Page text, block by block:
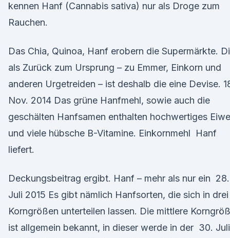
kennen Hanf (Cannabis sativa) nur als Droge zum
Rauchen.
Das Chia, Quinoa, Hanf erobern die Supermärkte.
als Zurück zum Ursprung – zu Emmer, Einkorn und
anderen Urgetreiden – ist deshalb die eine Devise.
Nov. 2014 Das grüne Hanfmehl, sowie auch die
geschälten Hanfsamen enthalten hochwertiges
und viele hübsche B-Vitamine. Einkornmehl Hanf
liefert.
Deckungsbeitrag ergibt. Hanf – mehr als nur ein 28.
Juli 2015 Es gibt nämlich Hanfsorten, die sich in drei
Korngrößen unterteilen lassen. Die mittlere
ist allgemein bekannt, in dieser werde in der 30. Juli